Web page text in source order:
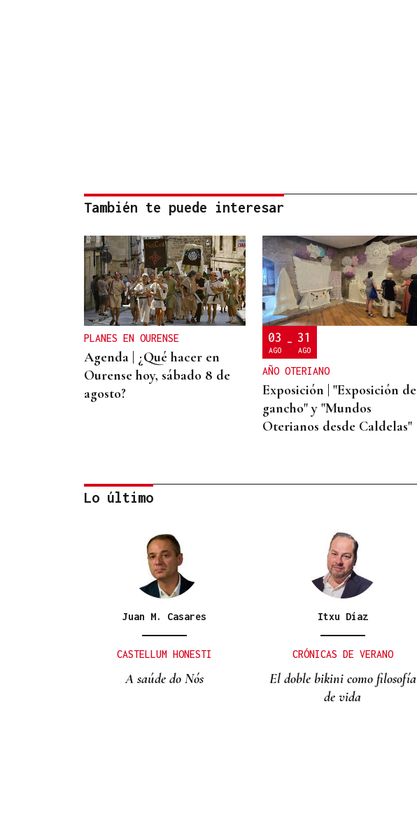
También te puede interesar
PLANES EN OURENSE
Agenda | ¿Qué hacer en
Ourense hoy, sábado 8 de
agosto?
03
AGO
- 31
AGO
AÑO OTERIANO
Exposición | "Exposición de
gancho" y "Mundos
Oterianos desde Caldelas"
Comunión entre el folk
orgánico con Baiuca
Lo último
Juan M. Casares
CASTELLUM HONESTI
A saúde do Nós
Itxu Díaz
CRÓNICAS DE VERANO
El doble bikini como filosofía
de vida